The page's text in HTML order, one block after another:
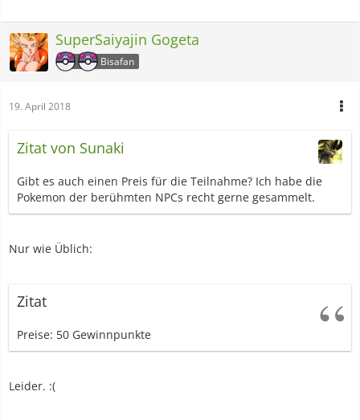
SuperSaiyajin Gogeta
Bisafan
19. April 2018
Zitat von Sunaki
Gibt es auch einen Preis für die Teilnahme? Ich habe die
Pokemon der berühmten NPCs recht gerne gesammelt.
Nur wie Üblich:
Zitat
Preise: 50 Gewinnpunkte
Leider. :(